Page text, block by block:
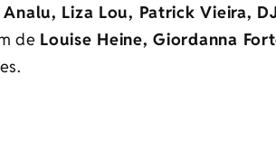
Liza Lou, Patrick Vieira,
de Louise Heine, Giordanna